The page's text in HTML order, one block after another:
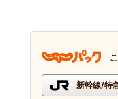
新幹線/特